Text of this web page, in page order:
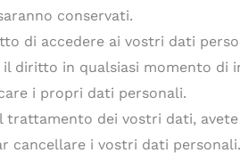
conservati.
di accedere ai vostri dati
diritto in qualsiasi momento di
i propri dati personali.
trattamento dei vostri dati,
cancellare i vostri dati personali.